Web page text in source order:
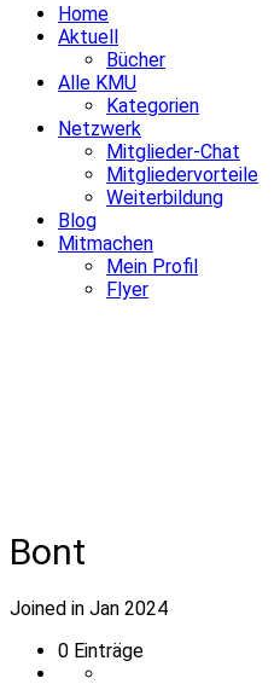
Home
Aktuell
Bücher
Alle KMU
Kategorien
Netzwerk
Mitglieder-Chat
Mitgliedervorteile
Weiterbildung
Blog
Mitmachen
Mein Profil
Flyer
Bont
Joined in Jan 2024
0 Einträge